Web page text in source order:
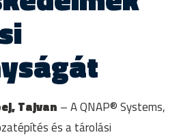
Tajvan – A QNAP® Systems,
és a tárolási